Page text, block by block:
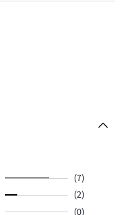
(7)
(2)
(0)